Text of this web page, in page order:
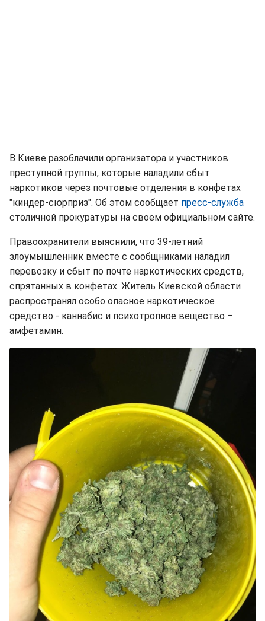
В Киеве разоблачили организатора и участников
преступной группы, которые наладили сбыт
наркотиков через почтовые отделения в конфетах
"киндер-сюрприз". Об этом сообщает пресс-служба
столичной прокуратуры на своем официальном сайте.
Правоохранители выяснили, что 39-летний
злоумышленник вместе с сообщниками наладил
перевозку и сбыт по почте наркотических средств,
спрятанных в конфетах. Житель Киевской области
распространял особо опасное наркотическое
средство - каннабис и психотропное вещество –
амфетамин.